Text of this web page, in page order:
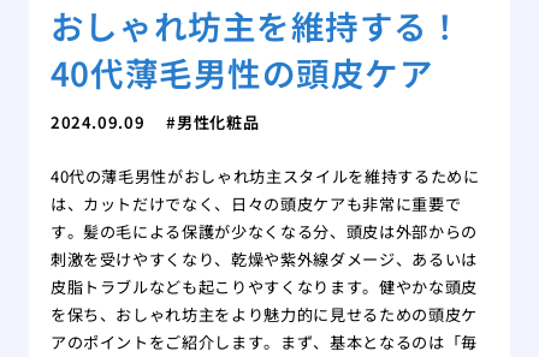
おしゃれ坊主を維持する！
40代薄毛男性の頭皮ケア
2024.09.09 男性化粧品
40代の薄毛男性がおしゃれ坊主スタイルを維持するために
は、カットだけでなく、日々の頭皮ケアも非常に重要で
す。髪の毛による保護が少なくなる分、頭皮は外部からの
刺激を受けやすくなり、乾燥や紫外線ダメージ、あるいは
皮脂トラブルなども起こりやすくなります。健やかな頭皮
を保ち、おしゃれ坊主をより魅力的に見せるための頭皮ケ
アのポイントをご紹介します。まず、基本となるのは「毎